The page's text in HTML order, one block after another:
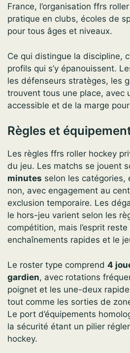
France, l’organisation ffrs
pratique en clubs, écoles de
pour tous âges et niveaux.
Ce qui distingue la discipline,
profils qui s’y épanouissent.
les défenseurs stratèges, les
trouvent tous une place, avec
accessible et de la marge
Règles et
Les règles ffrs roller hockey
du jeu. Les matchs se jouent
minutes selon les catégories,
non, avec engagement au
exclusion temporaire. Les
le hors-jeu varient selon les
compétition, mais l’esprit reste
enchaînements rapides et le
Le roster type comprend 4
gardien, avec rotations
poignet et les une-deux
tout comme les sorties de
Le port d’équipements
la sécurité étant un pilier
hockey.